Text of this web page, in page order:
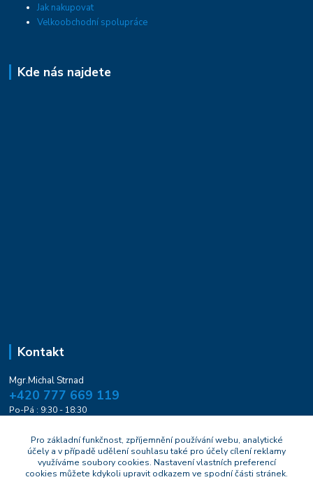
Jak nakupovat
Velkoobchodní spolupráce
Kde nás najdete
Kontakt
Mgr.Michal Strnad
+420 777 669 119
Po-Pá : 9:30 - 18:30
naturesa@email.cz
Pro základní funkčnost, zpříjemnění používání webu, analytické
účely a v případě udělení souhlasu také pro účely cílení reklamy
využíváme soubory cookies. Nastavení vlastních preferencí
cookies můžete kdykoli upravit odkazem ve spodní části stránek.